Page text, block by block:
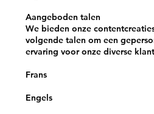
Aangeboden talen
We bieden onze
volgende talen om een
ervaring voor onze diverse
Frans
Engels